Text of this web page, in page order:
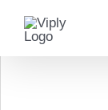
Inhalt
springen